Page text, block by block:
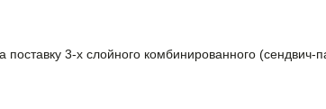
3-х слойного комбинированного (сендвич-